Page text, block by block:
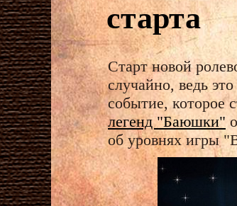
старта
Старт новой
случайно, ведь
событие, которое
легенд "Баюшки"
об уровнях игры